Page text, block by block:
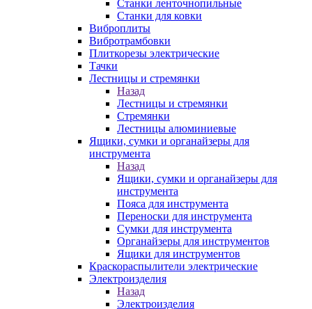
Станки ленточнопильные
Станки для ковки
Виброплиты
Вибротрамбовки
Плиткорезы электрические
Тачки
Лестницы и стремянки
Назад
Лестницы и стремянки
Стремянки
Лестницы алюминиевые
Ящики, сумки и органайзеры для
инструмента
Назад
Ящики, сумки и органайзеры для
инструмента
Пояса для инструмента
Переноски для инструмента
Сумки для инструмента
Органайзеры для инструментов
Ящики для инструментов
Краскораспылители электрические
Электроизделия
Назад
Электроизделия